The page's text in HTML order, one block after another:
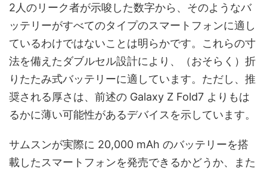
2人のリーク者が示唆した数字から、そのようなバ
ッテリーがすべてのタイプのスマートフォンに適し
ているわけではないことは明らかです。これらの寸
法を備えたダブルセル設計により、（おそらく）折
りたたみ式バッテリーに適しています。ただし、推
奨される厚さは、前述の Galaxy Z Fold7 よりもは
るかに薄い可能性があるデバイスを示しています。
サムスンが実際に 20,000 mAh のバッテリーを搭
載したスマートフォンを発売できるかどうか、また